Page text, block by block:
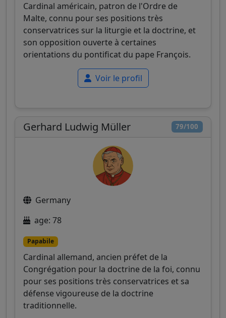
Cardinal américain, patron de l'Ordre de
Malte, connu pour ses positions très
conservatrices sur la liturgie et la doctrine, et
son opposition ouverte à certaines
orientations du pontificat du pape François.
Voir le profil
79/100
Gerhard Ludwig Müller
Germany
age: 78
Papabile
Cardinal allemand, ancien préfet de la
Congrégation pour la doctrine de la foi, connu
pour ses positions très conservatrices et sa
défense vigoureuse de la doctrine
traditionnelle.